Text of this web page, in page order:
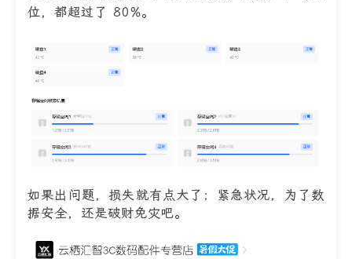
位，都超过了 80%。
如果出问题，损失就有点大了；紧急状况，为了数
据安全，还是破财免灾吧。